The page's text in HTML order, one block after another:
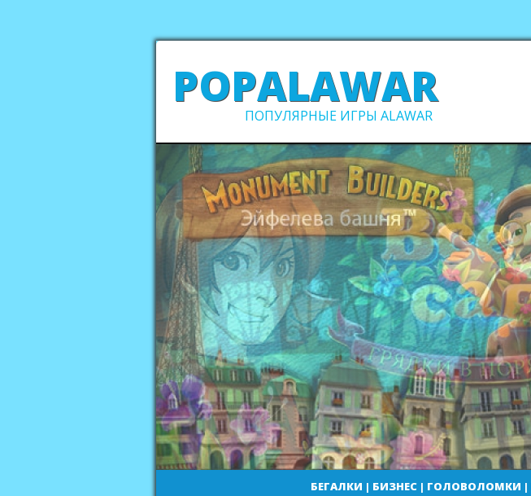
POPALAWAR
ПОПУЛЯРНЫЕ ИГРЫ ALAWAR
БЕГАЛКИ | БИЗНЕС| ГОЛОВОЛОМКИ |